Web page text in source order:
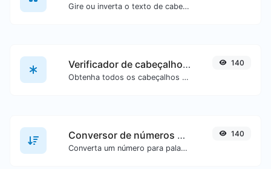
Gire ou inverta o texto de cabeça para baixo com facilidade.
Verificador de cabeçalhos HTTP
Obtenha todos os cabeçalhos HTTP que uma URL retorna em uma solicitação GET típica.
140
Conversor de números para palavras
Converta um número para palavras escritas por extenso.
140